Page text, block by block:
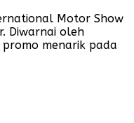
Motor Show
Diwarnai oleh
menarik pada